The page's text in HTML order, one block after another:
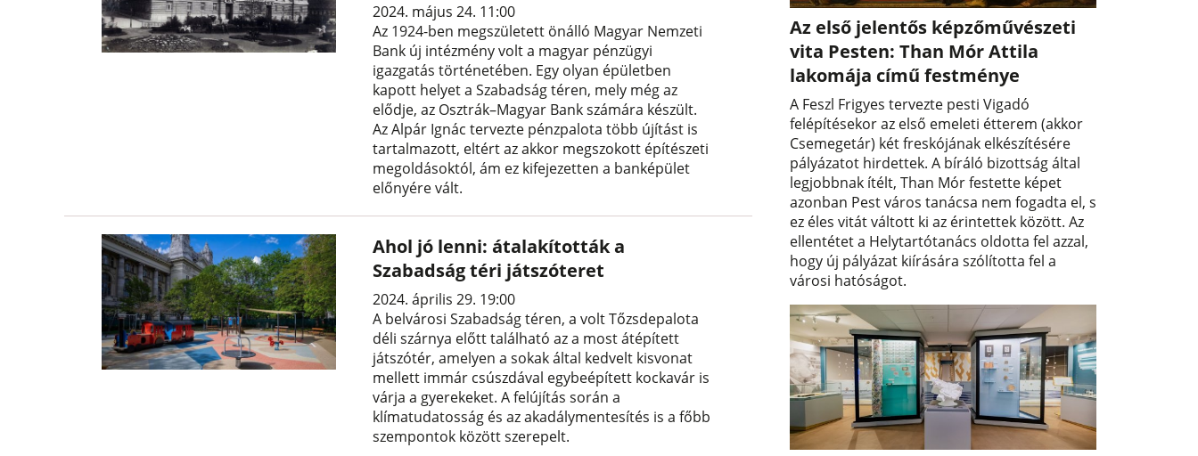
2024. május 24. 11:00
Az 1924-ben megszületett önálló Magyar Nemzeti
Bank új intézmény volt a magyar pénzügyi
igazgatás történetében. Egy olyan épületben
kapott helyet a Szabadság téren, mely még az
elődje, az Osztrák–Magyar Bank számára készült.
Az Alpár Ignác tervezte pénzpalota több újítást is
tartalmazott, eltért az akkor megszokott építészeti
megoldásoktól, ám ez kifejezetten a banképület
előnyére vált.
Ahol jó lenni: átalakították a
Szabadság téri játszóteret
2024. április 29. 19:00
A belvárosi Szabadság téren, a volt Tőzsdepalota
déli szárnya előtt található az a most átépített
játszótér, amelyen a sokak által kedvelt kisvonat
mellett immár csúszdával egybeépített kockavár is
várja a gyerekeket. A felújítás során a
klímatudatosság és az akadálymentesítés is a főbb
szempontok között szerepelt.
Az első jelentős képzőművészeti
vita Pesten: Than Mór Attila
lakomája című festménye
A Feszl Frigyes tervezte pesti Vigadó
felépítésekor az első emeleti étterem (akkor
Csemegetár) két freskójának elkészítésére
pályázatot hirdettek. A bíráló bizottság által
legjobbnak ítélt, Than Mór festette képet
azonban Pest város tanácsa nem fogadta el, s
ez éles vitát váltott ki az érintettek között. Az
ellentétet a Helytartótanács oldotta fel azzal,
hogy új pályázat kiírására szólította fel a
városi hatóságot.